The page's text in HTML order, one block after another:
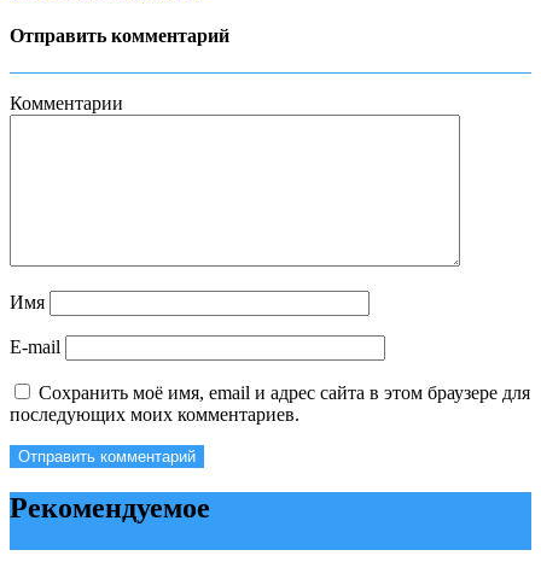
Отправить комментарий
Комментарии
Имя
E-mail
Сохранить моё имя, email и адрес сайта в этом браузере для
последующих моих комментариев.
Рекомендуемое